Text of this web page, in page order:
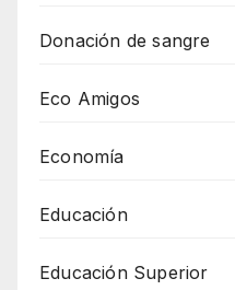
Donación de sangre
Eco Amigos
Economía
Educación
Educación Superior